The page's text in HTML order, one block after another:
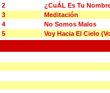
2
¿CuÁL Es Tu
3
Meditación
4
No Somos Malos
5 Voy Hacia El Cielo